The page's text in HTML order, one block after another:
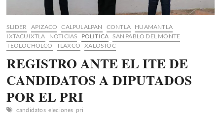
SLIDER APIZACO CALPULALPAN CONTLA HUAMANTLA
IXTACUIXTLA
NOTICIAS POLITICA SAN PABLO DEL MONTE
TEOLOCHOLCO
TLAXCO XALOSTOC
REGISTRO ANTE EL ITE DE
CANDIDATOS A DIPUTADOS
POR EL PRI
candidatos eleciones pri